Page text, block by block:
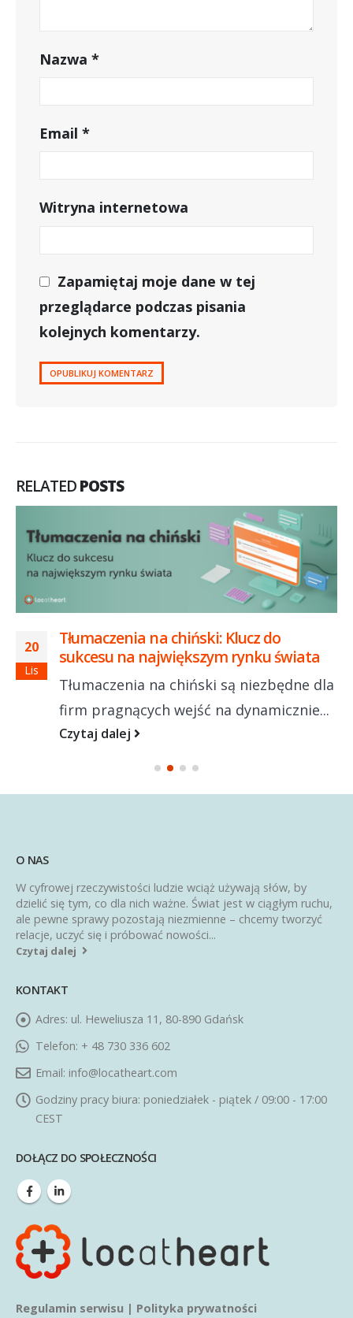
Nazwa *
Email *
Witryna internetowa
Zapamiętaj moje dane w tej
przeglądarce podczas pisania
kolejnych komentarzy.
RELATEDPOSTS
20
Lis
Tłumaczenia na chiński: Klucz do
sukcesu na największym rynku świata
Tłumaczenia na chiński są niezbędne dla
firm pragnących wejść na dynamicznie...
Czytaj dalej
O NAS
W cyfrowej rzeczywistości ludzie wciąż używają słów, by
dzielić się tym, co dla nich ważne. Świat jest w ciągłym ruchu,
ale pewne sprawy pozostają niezmienne – chcemy tworzyć
relacje, uczyć się i próbować nowości...
Czytaj dalej
KONTAKT
Adres: ul. Heweliusza 11, 80-890 Gdańsk
Telefon: + 48 730 336 602
Email: info@locatheart.com
Godziny pracy biura: poniedziałek - piątek / 09:00 - 17:00
CEST
DOŁĄCZ DO SPOŁECZNOŚCI
Regulamin serwisu | Polityka prywatności